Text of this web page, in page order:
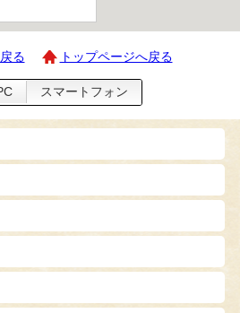
る トップページへ戻る
スマートフォン